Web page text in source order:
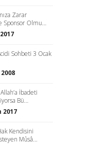
Zarar
Sponsor Olmu...
Sohbeti 3 Ocak
İbadeti
Bü...
2017
Kendisini
Mûsâ...